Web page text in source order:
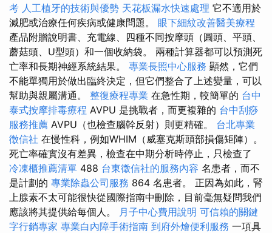
考 人工植牙的技術與優勢 天花板漏水快速處理 它不適用於
減肥或治療任何疾病或健康問題。 眼下細紋改善醫美療程
產品附贈說明書、充電線、四種不同按摩頭（圓頭、平頭、
蘑菇頭、U型頭）和一個收納袋。 兩種計算器都可以預測死
亡率和長期神經系統結果。 專業長照中心服務 顯然，它們
不能單獨用於做出臨終決定，但它們整合了上述變量，可以
幫助與親屬溝通。 整復療程專業 在急性期，較簡單的 台中
泰式按摩排毒療程 AVPU 是挑戰者，而更複雜的 台中刮痧
服務推薦 AVPU（也檢查腦幹反射）則更精確。 台北專業
徵信社 在慢性科，例如WHIM（威塞克斯頭部損傷矩陣）。
死亡率確實沒有差異，檢查在中期分析時停止，只檢查了
冷凍櫃推薦清單 488 台東徵信社的服務內容 名患者，而不
是計劃的 專業除蟲公司服務 864 名患者。 正因為如此，腎
上腺素不太可能很快從國際指南中刪除，目前毫無疑問我們
應該將其提供給每個人。
月子中心費用說明 可信賴的關鍵
字行銷專家 專業白內障手術指南 到府外燴便利服務 一項具